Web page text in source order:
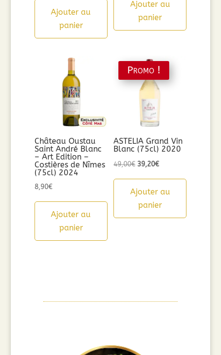
Ajouter au
panier
Ajouter au
panier
Château Oustau
Saint André Blanc
– Art Edition –
Costières de Nîmes
(75cl) 2024
8,90€
Ajouter au
panier
Promo !
ASTELIA Grand Vin
Blanc (75cl) 2020
49,00€ Le
initial
était :
39,20€Le
actuel
est :
Ajouter au
panier